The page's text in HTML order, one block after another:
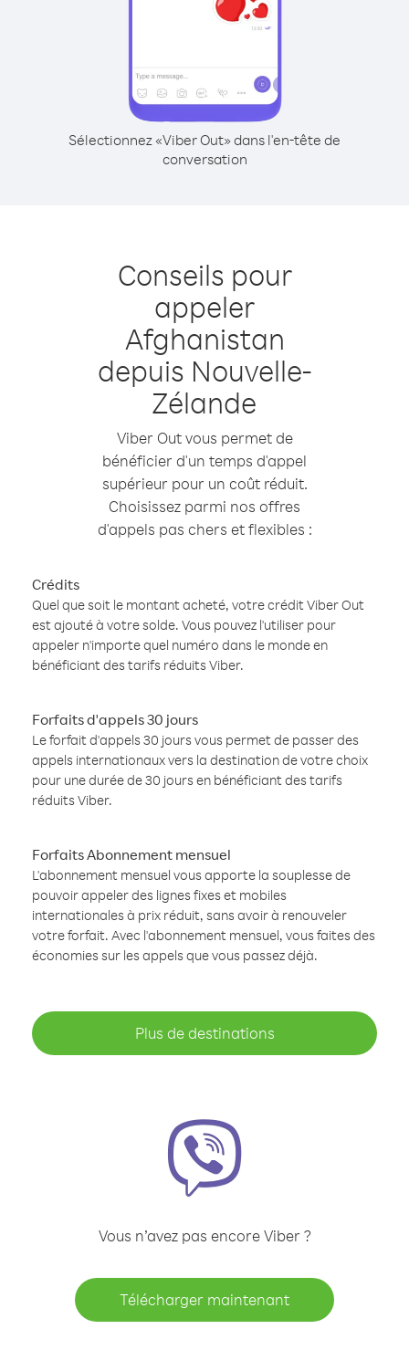
Sélectionnez «Viber Out» dans l'en-tête de
conversation
Conseils pour
appeler
Afghanistan
depuis Nouvelle-
Zélande
Viber Out vous permet de
bénéficier d'un temps d'appel
supérieur pour un coût réduit.
Choisissez parmi nos offres
d'appels pas chers et flexibles :
Crédits
Quel que soit le montant acheté, votre crédit Viber Out
est ajouté à votre solde. Vous pouvez l'utiliser pour
appeler n'importe quel numéro dans le monde en
bénéficiant des tarifs réduits Viber.
Forfaits d'appels 30 jours
Le forfait d'appels 30 jours vous permet de passer des
appels internationaux vers la destination de votre choix
pour une durée de 30 jours en bénéficiant des tarifs
réduits Viber.
Forfaits Abonnement mensuel
L'abonnement mensuel vous apporte la souplesse de
pouvoir appeler des lignes fixes et mobiles
internationales à prix réduit, sans avoir à renouveler
votre forfait. Avec l'abonnement mensuel, vous faites des
économies sur les appels que vous passez déjà.
Plus de destinations
Vous n’avez pas encore Viber ?
Télécharger maintenant